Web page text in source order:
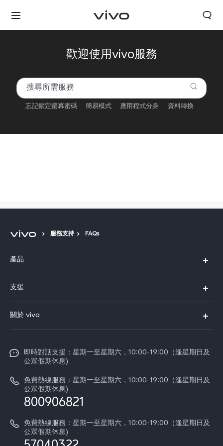
歡迎使用vivo服務
忘記鎖定螢幕密碼 簡易模式 應用程式分身 資料轉換
服務支持 FAQs
產品
X300
Y21d
V60
支援
服務中心
Funtouch OS
系統升級
零配件價格查詢
IMEI 碼驗證
維修進度
關於 vivo
新聞資訊
vivo工作
法律聲明
關於我們
vivo 私隱中心
即時對話支援：星期一至星期六，10:00-19:00（逢星期日及
公眾假期休息)
免費熱線服務：星期一至星期六，10:00-19:00（逢星期日及
公眾假期休息)
800906821
免費熱線服務：星期一至星期六，10:00-19:00（逢星期日及
公眾假期休息)